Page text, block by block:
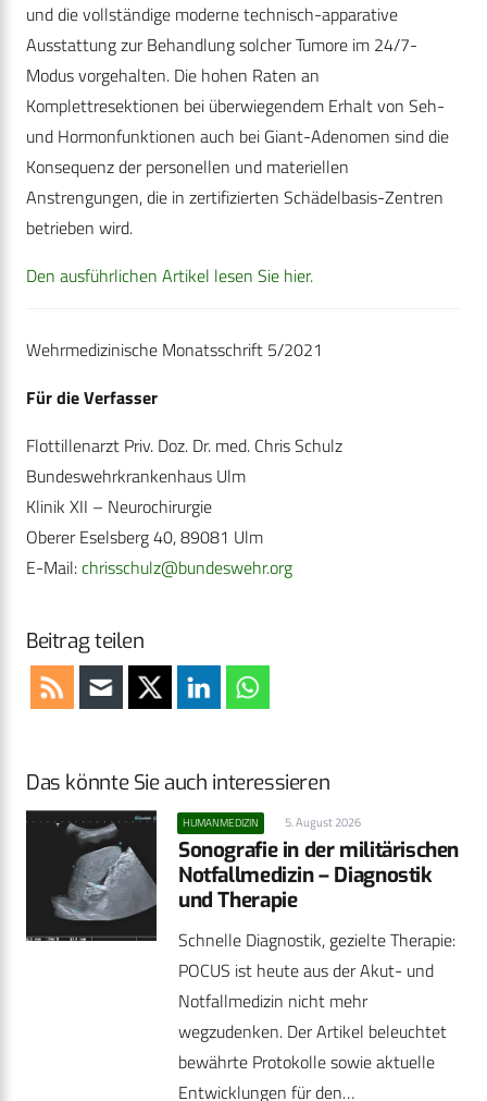
und die vollständige moderne technisch-apparative
Ausstattung zur Behandlung solcher Tumore im 24/7-
Modus vorgehalten. Die hohen Raten an
Komplettresektionen bei überwiegendem Erhalt von Seh-
und Hormonfunktionen auch bei Giant-Adenomen sind die
Konsequenz der personellen und materiellen
Anstrengungen, die in zertifizierten Schädelbasis-Zentren
betrieben wird.
Den ausführlichen Artikel lesen Sie hier.
Wehrmedizinische Monatsschrift 5/2021
Für die Verfasser
Flottillenarzt Priv. Doz. Dr. med. Chris Schulz
Bundeswehrkrankenhaus Ulm
Klinik XII – Neurochirurgie
Oberer Eselsberg 40, 89081 Ulm
E-Mail:chrisschulz@bundeswehr.org
Beitrag teilen
Das könnte Sie auch interessieren
HUMANMEDIZIN 5. August 2026
Sonografie in der militärischen
Notfallmedizin – Diagnostik
und Therapie
Schnelle Diagnostik, gezielte Therapie:
POCUS ist heute aus der Akut- und
Notfallmedizin nicht mehr
wegzudenken. Der Artikel beleuchtet
bewährte Protokolle sowie aktuelle
Entwicklungen für den…